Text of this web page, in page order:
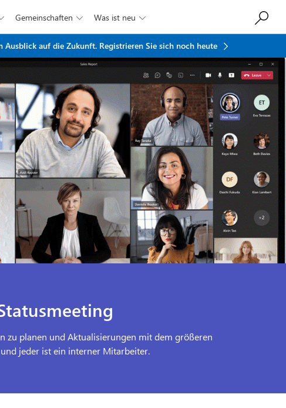
Gemeinschaften  Was ist neu 
Ausblick auf die Zukunft. Registrieren Sie sich noch heute
zu planen und Aktualisierungen mit dem größeren
jeder ist ein interner Mitarbeiter.